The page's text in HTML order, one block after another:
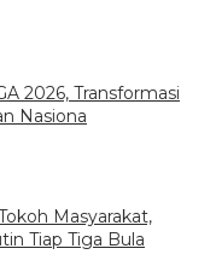
2026, Transformasi
Nasiona
Masyarakat,
Tiap Tiga Bula